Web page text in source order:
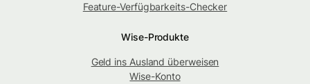
Feature-Verfügbarkeits-Checker
Wise-Produkte
Geld ins Ausland überweisen
Wise-Konto